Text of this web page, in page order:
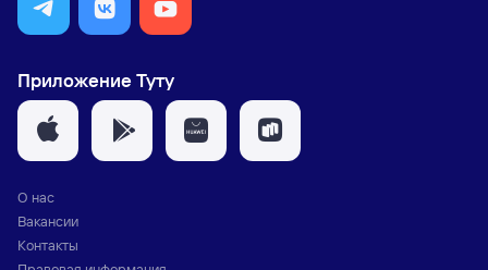
Приложение Туту
О нас
Вакансии
Контакты